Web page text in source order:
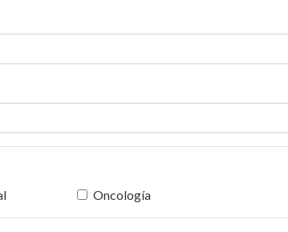
Oncología